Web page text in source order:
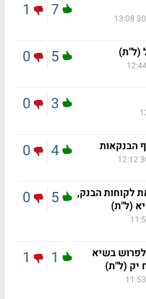
7
1
(ל"ת) 5
0
3
0
הבנקאות 4
0
לקוחות הבנק,
(ל"ת)
5
0
בשיא
יק (ל"ת)
1
1